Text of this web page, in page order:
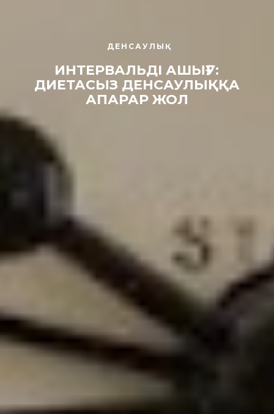
ДЕНСАУЛЫҚ
ИНТЕРВАЛЬДІ АШЫҒУ:
ДИЕТАСЫЗ ДЕНСАУЛЫҚҚА
АПАРАР ЖОЛ